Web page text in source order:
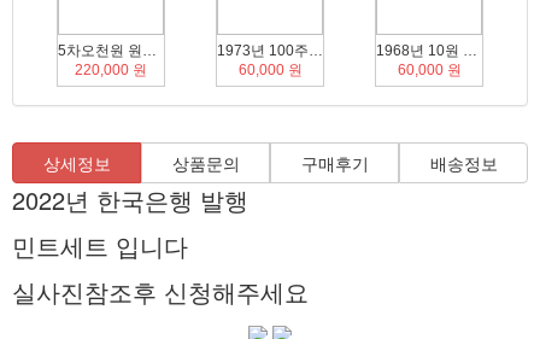
220,000 원
60,000 원
60,000 원
상세정보 상품문의 구매후기 배송정보
2022년 한국은행 발행
민트세트 입니다
실사진참조후 신청해주세요